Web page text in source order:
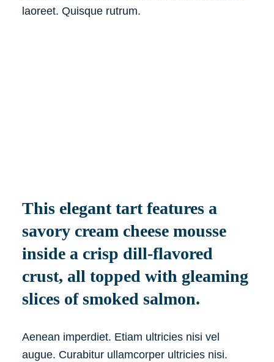
laoreet. Quisque rutrum.
This elegant tart features a
savory cream cheese mousse
inside a crisp dill-flavored
crust, all topped with gleaming
slices of smoked salmon.
Aenean imperdiet. Etiam ultricies nisi vel
augue. Curabitur ullamcorper ultricies nisi.